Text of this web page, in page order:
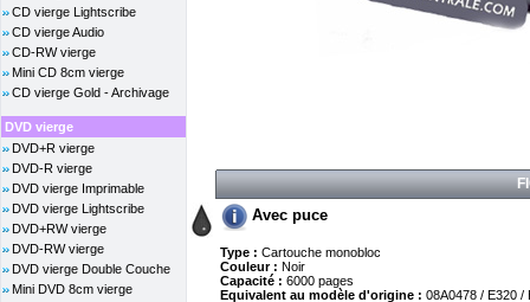
CD vierge Lightscribe
CD vierge Audio
CD-RW vierge
Mini CD 8cm vierge
CD vierge Gold - Archivage
DVD vierge
DVD+R vierge
DVD-R vierge
DVD vierge Imprimable
DVD vierge Lightscribe
DVD+RW vierge
DVD-RW vierge
DVD vierge Double Couche
Mini DVD 8cm vierge
Avec puce
Type : Cartouche monobloc
Couleur : Noir
Capacité : 6000 pages
Equivalent au modèle d'origine : 08A0478 / E320 /